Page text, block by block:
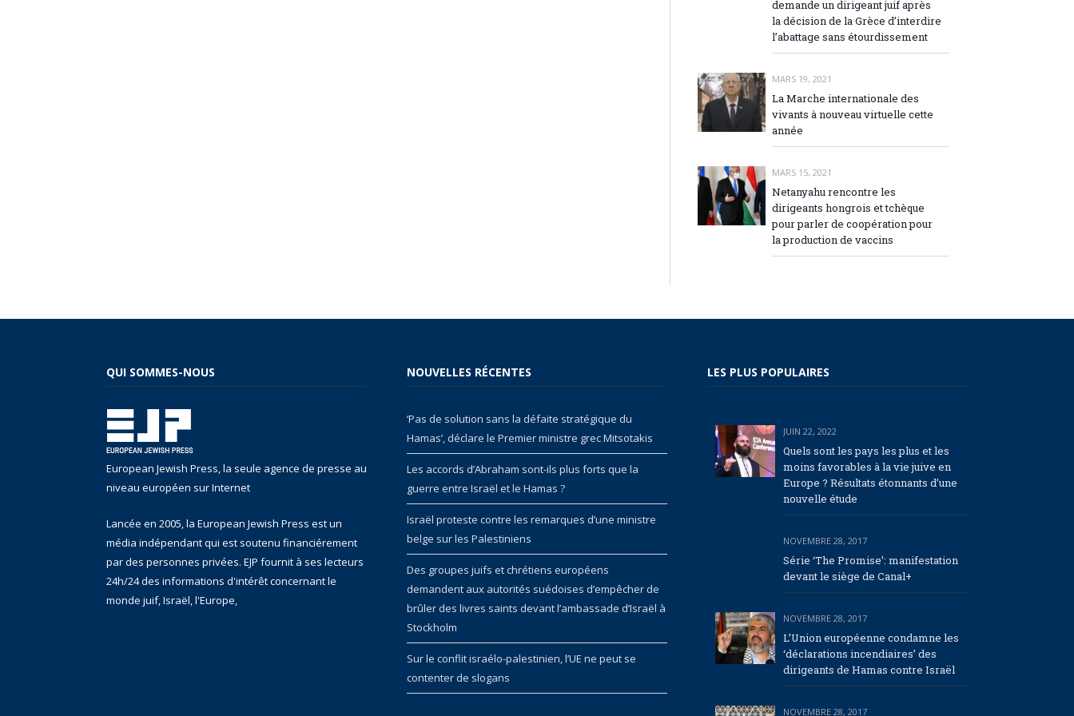
demande un dirigeant juif après
la décision de la Grèce d’interdire
l’abattage sans étourdissement
MARS 19, 2021
La Marche internationale des
vivants à nouveau virtuelle cette
année
MARS 15, 2021
Netanyahu rencontre les
dirigeants hongrois et tchèque
pour parler de coopération pour
la production de vaccins
QUI SOMMES-NOUS
European Jewish Press, la seule agence de presse au
niveau européen sur Internet
Lancée en 2005, la European Jewish Press est un
média indépendant qui est soutenu financiérement
par des personnes privées. EJP fournit à ses lecteurs
24h/24 des informations d'intérêt concernant le
monde juif, Israël, l'Europe,
NOUVELLES RÉCENTES
‘Pas de solution sans la défaite stratégique du
Hamas’, déclare le Premier ministre grec Mitsotakis
Les accords d’Abraham sont-ils plus forts que la
guerre entre Israël et le Hamas ?
Israël proteste contre les remarques d’une ministre
belge sur les Palestiniens
Des groupes juifs et chrétiens européens
demandent aux autorités suédoises d’empêcher de
brûler des livres saints devant l’ambassade d’Israël à
Stockholm
Sur le conflit israélo-palestinien, l’UE ne peut se
contenter de slogans
LES PLUS POPULAIRES
JUIN 22, 2022
Quels sont les pays les plus et les
moins favorables à la vie juive en
Europe ? Résultats étonnants d’une
nouvelle étude
NOVEMBRE 28, 2017
Série ‘The Promise’: manifestation
devant le siège de Canal+
NOVEMBRE 28, 2017
L’Union européenne condamne les
‘déclarations incendiaires’ des
dirigeants de Hamas contre Israël
NOVEMBRE 28, 2017